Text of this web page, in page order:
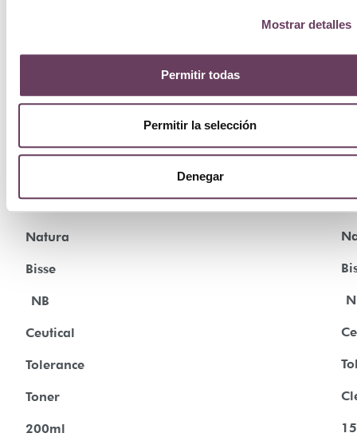
Mostrar detalles
Permitir todas
Permitir la selección
Denegar
Natura
Bisse
NB
Ceutical
Tolerance
Toner
200ml